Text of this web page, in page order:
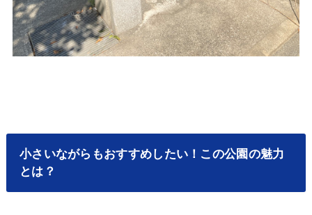
小さいながらもおすすめしたい！この公園の魅力
とは？